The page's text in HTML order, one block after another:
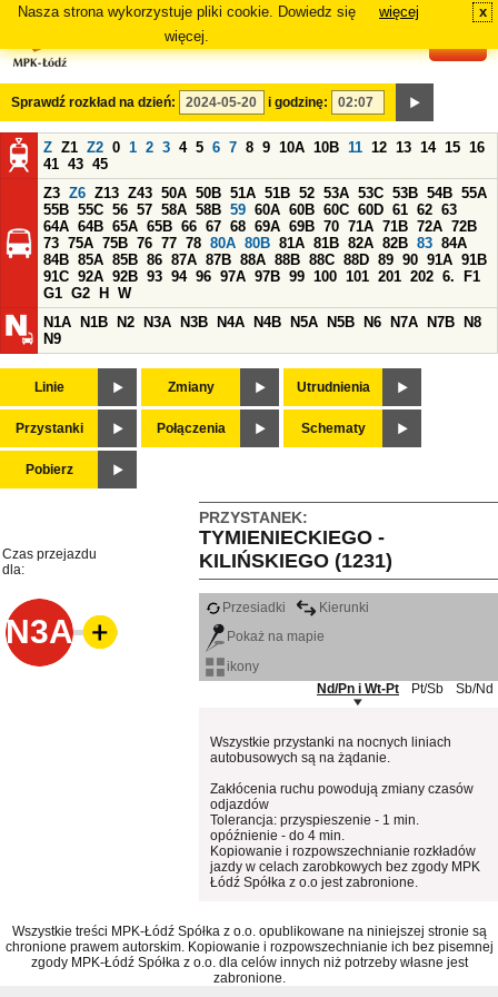
Nasza strona wykorzystuje pliki cookie. Dowiedz się
więcej.
więcej x
Sprawdź rozkład na dzień: i godzinę:
Z Z1 Z2 0 1 2 3 4 5 6 7 8 9 10A 10B 11 12 13 14 15 16
41 43 45
Z3 Z6 Z13 Z43 50A 50B 51A 51B 52 53A 53C 53B 54B 55A
55B 55C 56 57 58A 58B 59 60A 60B 60C 60D 61 62 63
64A 64B 65A 65B 66 67 68 69A 69B 70 71A 71B 72A 72B
73 75A 75B 76 77 78 80A 80B 81A 81B 82A 82B 83 84A
84B 85A 85B 86 87A 87B 88A 88B 88C 88D 89 90 91A 91B
91C 92A 92B 93 94 96 97A 97B 99 100 101 201 202 6.
F1
G1 G2 H
W
N1A
N1B N2 N3A N3B N4A N4B N5A N5B N6 N7A N7B
N8
N9
Linie Zmiany Utrudnienia
Przystanki Połączenia Schematy
Pobierz
PRZYSTANEK:
TYMIENIECKIEGO -
KILIŃSKIEGO (1231)
Czas przejazdu
dla:
N3A
Przesiadki
Kierunki
Pokaż na mapie
ikony
Nd/Pn i Wt-Pt
Pt/Sb Sb/Nd
Wszystkie przystanki na nocnych liniach
autobusowych są na żądanie.
Zakłócenia ruchu powodują zmiany czasów
odjazdów
Tolerancja: przyspieszenie - 1 min.
opóźnienie - do 4 min.
Kopiowanie i rozpowszechnianie rozkładów
jazdy w celach zarobkowych bez zgody MPK
Łódź Spółka z o.o jest zabronione.
Wszystkie treści MPK-Łódź Spółka z o.o. opublikowane na niniejszej stronie są
chronione prawem autorskim. Kopiowanie i rozpowszechnianie ich bez pisemnej
zgody MPK-Łódź Spółka z o.o. dla celów innych niż potrzeby własne jest
zabronione.